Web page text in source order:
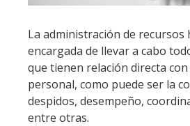
La administración de recursos
encargada de llevar a cabo
que tienen relación directa
personal, como puede ser la
despidos, desempeño,
entre otras.